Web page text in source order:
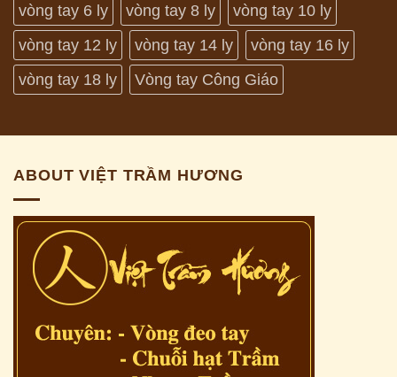
vòng tay 6 ly
vòng tay 8 ly
vòng tay 10 ly
vòng tay 12 ly
vòng tay 14 ly
vòng tay 16 ly
vòng tay 18 ly
Vòng tay Công Giáo
ABOUT VIỆT TRẦM HƯƠNG